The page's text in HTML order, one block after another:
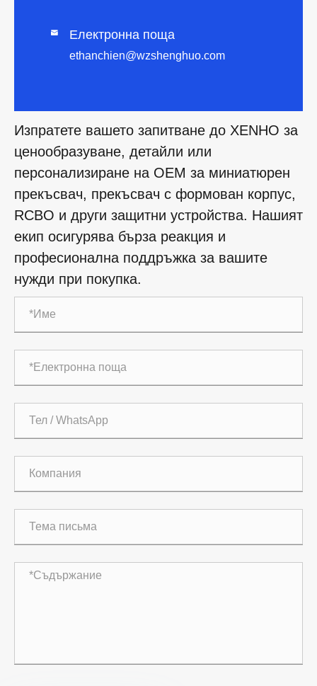
 Електронна поща
ethanchien@wzshenghuo.com
Изпратете вашето запитване до XENHO за
ценообразуване, детайли или
персонализиране на OEM за миниатюрен
прекъсвач, прекъсвач с формован корпус,
RCBO и други защитни устройства. Нашият
екип осигурява бърза реакция и
професионална поддръжка за вашите
нужди при покупка.